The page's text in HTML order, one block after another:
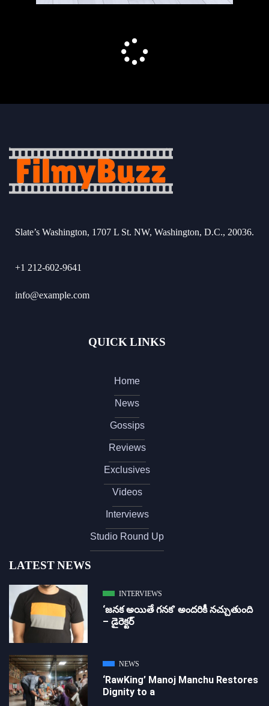
Slate’s Washington, 1707 L St. NW, Washington, D.C., 20036.
+1 212-602-9641
info@example.com
QUICK LINKS
Home
News
Gossips
Reviews
Exclusives
Videos
Interviews
Studio Round Up
LATEST NEWS
INTERVIEWS
‘జ‌న‌క అయితే గ‌న‌క‌’ అందరికీ నచ్చుతుంది
– డైరెక్ట‌ర్
NEWS
‘RawKing’ Manoj Manchu Restores
Dignity to a